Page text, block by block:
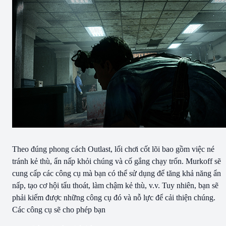
Theo đúng phong cách Outlast, lối chơi cốt lõi bao gồm việc né
tránh kẻ thù, ẩn nấp khỏi chúng và cố gắng chạy trốn. Murkoff sẽ
cung cấp các công cụ mà bạn có thể sử dụng để tăng khả năng ẩn
nấp, tạo cơ hội tẩu thoát, làm chậm kẻ thù, v.v. Tuy nhiên, bạn sẽ
phải kiếm được những công cụ đó và nỗ lực để cải thiện chúng.
Các công cụ sẽ cho phép bạn